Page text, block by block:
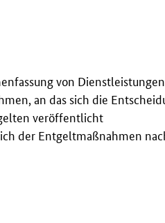
von
an das sich die
veröffentlicht
der Entgeltmaßnahmen